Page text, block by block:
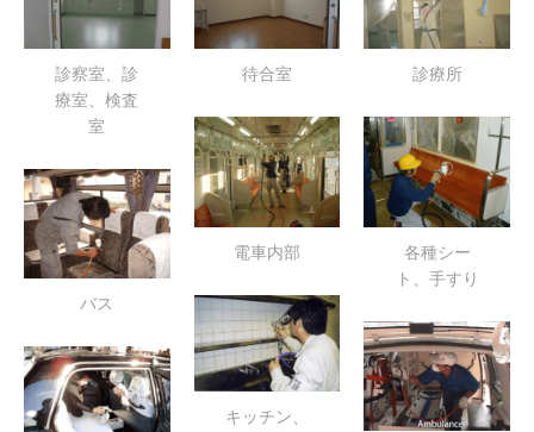
診察室、診
療室、検査
室
待合室 診療所
電車内部
各種シー
ト、手すり
バス
キッチン、